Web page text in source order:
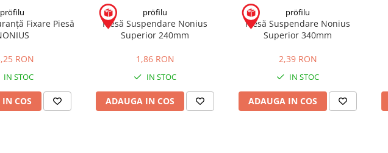
pröfilu
Fixare Piesă
RON
IN STOC
COS
pröfilu
Piesă Suspendare Nonius
Superior 240mm
1,86 RON
IN STOC
ADAUGA IN COS
pröfilu
Piesă Suspendare Nonius
Superior 340mm
2,39 RON
IN STOC
ADAUGA IN COS